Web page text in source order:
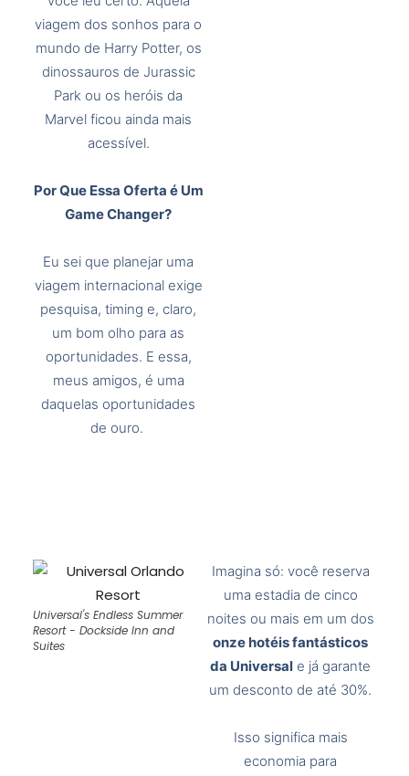
viagem dos sonhos para o
mundo de Harry Potter, os
dinossauros de Jurassic
Park ou os heróis da
Marvel ficou ainda mais
acessível.
Por Que Essa Oferta é Um
Game Changer?
Eu sei que planejar uma
viagem internacional exige
pesquisa, timing e, claro,
um bom olho para as
oportunidades. E essa,
meus amigos, é uma
daquelas oportunidades
de ouro.
Imagina só: você reserva
uma estadia de cinco
noites ou mais em um dos
onze hotéis fantásticos
da Universal e já garante
um desconto de até 30%.
Isso significa mais
economia para
Universal's Endless Summer
Resort - Dockside Inn and
Suites